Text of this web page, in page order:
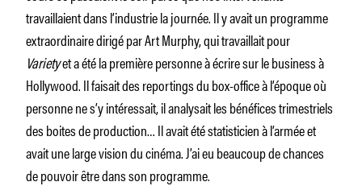
travaillaient dans l’industrie la journée. Il y avait un programme
extraordinaire dirigé par Art Murphy, qui travaillait pour
Varietyet a été la première personne à écrire sur le business à
Hollywood. Il faisait des reportings du box-office à l’époque où
personne ne s’y intéressait, il analysait les bénéfices trimestriels
des boites de production… Il avait été statisticien à l’armée et
avait une large vision du cinéma. J’ai eu beaucoup de chances
de pouvoir être dans son programme.